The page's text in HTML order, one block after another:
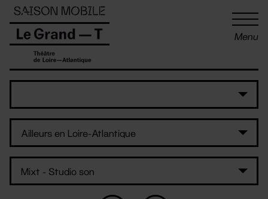
Menu
Panneau de gestion des cookies